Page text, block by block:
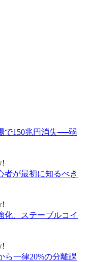
で150兆円消失──弱
者が最初に知るべき
化、ステーブルコイ
ら一律20%の分離課